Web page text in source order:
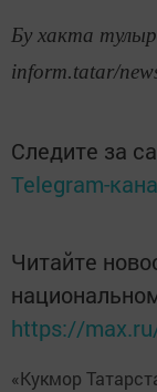
Бу хакта
inform.tatar/
Следите за
Telegram-
Читайте
https://
«Кукмор